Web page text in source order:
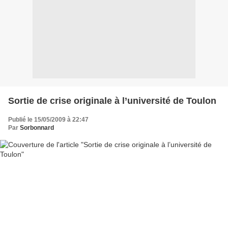
Sortie de crise originale à l’université de Toulon
Publié le 15/05/2009 à 22:47
Par Sorbonnard